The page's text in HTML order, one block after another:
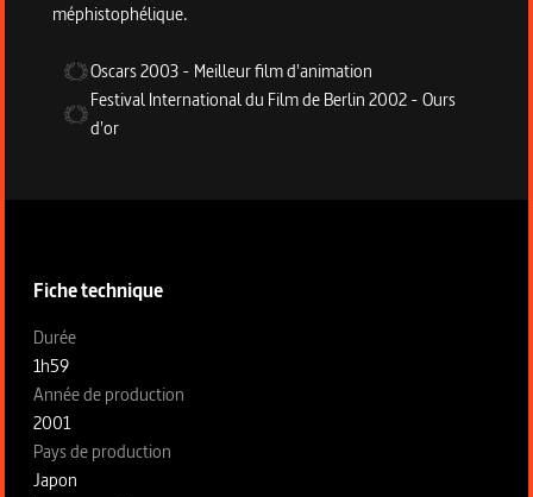
méphistophélique.
Oscars2003- Meilleur film d'animation
Festival International du Film de Berlin2002-Ours
d'or
Fiche technique
Fiche technique section gauche
Durée
1h59
Année de production
2001
Pays de production
Japon